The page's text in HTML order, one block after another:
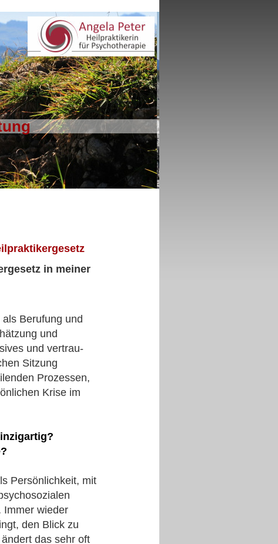
in meiner
Berufung und
und
und vertrau-
Sitzung
Prozessen,
Krise im
Persönlichkeit, mit
Immer wieder
den Blick zu
das sehr oft